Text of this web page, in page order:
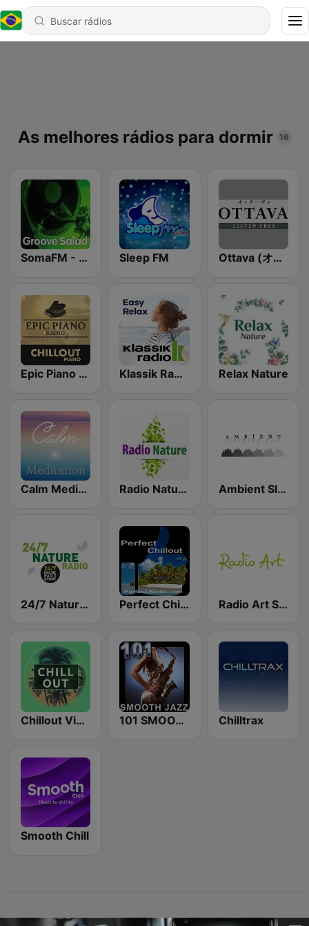
As melhores rádios para dormir 16
SomaFM - Groove Salad Sleep FM Ottava (オッターヴァ)
Epic Piano - CHILLOUT PIANO Klassik Radio Easy Relax Relax Nature
Calm Meditation Radio Nature Ambient Sleeping Pill
24/7 Nature Radio Perfect Chillout Radio Art Sleep
Chillout Vibes 101 SMOOTH JAZZ Chilltrax
Smooth Chill